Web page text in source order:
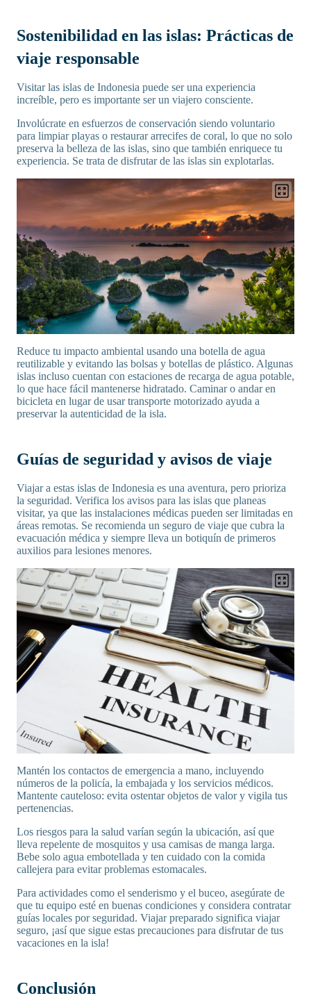
Sostenibilidad en las islas: Prácticas de
viaje responsable
Visitar las islas de Indonesia puede ser una experiencia
increíble, pero es importante ser un viajero consciente.
Involúcrate en esfuerzos de conservación siendo voluntario
para limpiar playas o restaurar arrecifes de coral, lo que no solo
preserva la belleza de las islas, sino que también enriquece tu
experiencia. Se trata de disfrutar de las islas sin explotarlas.
Reduce tu impacto ambiental usando una botella de agua
reutilizable y evitando las bolsas y botellas de plástico. Algunas
islas incluso cuentan con estaciones de recarga de agua potable,
lo que hace fácil mantenerse hidratado. Caminar o andar en
bicicleta en lugar de usar transporte motorizado ayuda a
preservar la autenticidad de la isla.
Guías de seguridad y avisos de viaje
Viajar a estas islas de Indonesia es una aventura, pero prioriza
la seguridad. Verifica los avisos para las islas que planeas
visitar, ya que las instalaciones médicas pueden ser limitadas en
áreas remotas. Se recomienda un seguro de viaje que cubra la
evacuación médica y siempre lleva un botiquín de primeros
auxilios para lesiones menores.
Mantén los contactos de emergencia a mano, incluyendo
números de la policía, la embajada y los servicios médicos.
Mantente cauteloso: evita ostentar objetos de valor y vigila tus
pertenencias.
Los riesgos para la salud varían según la ubicación, así que
lleva repelente de mosquitos y usa camisas de manga larga.
Bebe solo agua embotellada y ten cuidado con la comida
callejera para evitar problemas estomacales.
Para actividades como el senderismo y el buceo, asegúrate de
que tu equipo esté en buenas condiciones y considera contratar
guías locales por seguridad. Viajar preparado significa viajar
seguro, ¡así que sigue estas precauciones para disfrutar de tus
vacaciones en la isla!
Conclusión